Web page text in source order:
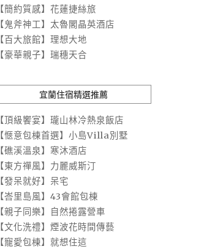
【簡約質感】花蓮捷絲旅
【鬼斧神工】太魯閣晶英酒店
【百大旅館】理想大地
【豪華親子】瑞穗天合
宜蘭住宿精選推薦
【頂級饗宴】瓏山林冷熱泉飯店
【愜意包棟首選】小島Villa別墅
【礁溪溫泉】寒沐酒店
【東方禪風】力麗威斯汀
【發呆就好】呆宅
【峇里島風】43會館包棟
【親子同樂】自然捲露營車
【文化洗禮】煙波花時間傳藝
【寵愛包棟】就想住這